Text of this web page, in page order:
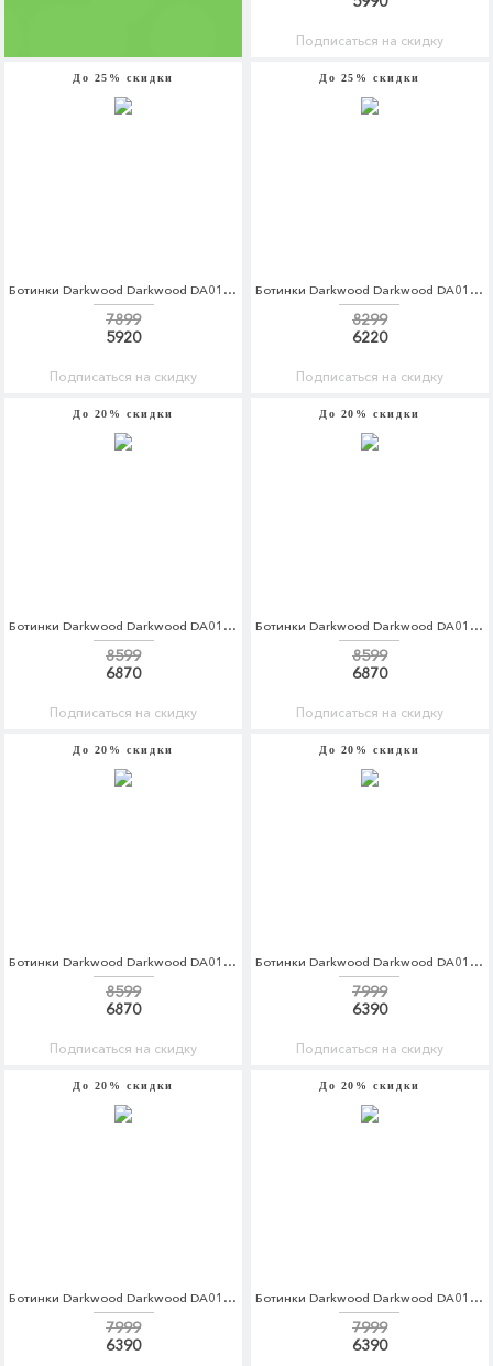
Подписаться на скидку
До 25% скидки
Ботинки Darkwood Darkwood DA014AWCBGI2
7899
5920
Подписаться на скидку
До 25% скидки
Ботинки Darkwood Darkwood DA014AWCBGJ8
8299
6220
Подписаться на скидку
До 20% скидки
Ботинки Darkwood Darkwood DA014AMCBGG7
8599
6870
Подписаться на скидку
До 20% скидки
Ботинки Darkwood Darkwood DA014AMCBGG8
8599
6870
Подписаться на скидку
До 20% скидки
Ботинки Darkwood Darkwood DA014AMCBGH0
8599
6870
Подписаться на скидку
До 20% скидки
Ботинки Darkwood Darkwood DA014AWCBGH9
7999
6390
Подписаться на скидку
До 20% скидки
Ботинки Darkwood Darkwood DA014AMCBGH5
7999
6390
До 20% скидки
Ботинки Darkwood Darkwood DA014AWCBGI7
7999
6390